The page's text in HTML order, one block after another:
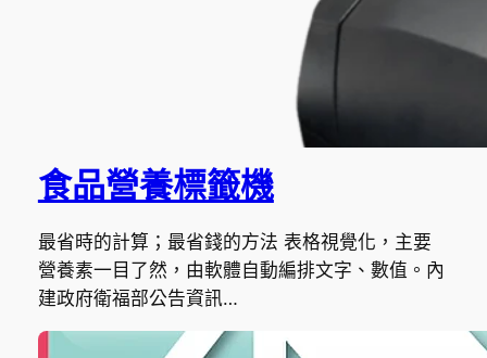
食品營養標籤機
最省時的計算；最省錢的方法 表格視覺化，主要
營養素一目了然，由軟體自動編排文字、數值。內
建政府衛福部公告資訊…